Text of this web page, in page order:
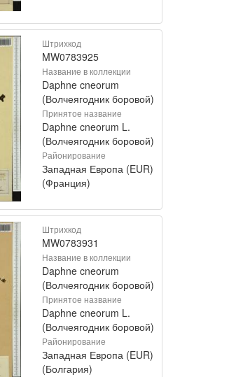
Штрихкод
MW0783925
Название в коллекции
Daphne cneorum
(Волчеягодник боровой)
Принятое название
Daphne cneorum L.
(Волчеягодник боровой)
Районирование
Западная Европа (EUR)
(Франция)
Штрихкод
MW0783931
Название в коллекции
Daphne cneorum
(Волчеягодник боровой)
Принятое название
Daphne cneorum L.
(Волчеягодник боровой)
Районирование
Западная Европа (EUR)
(Болгария)